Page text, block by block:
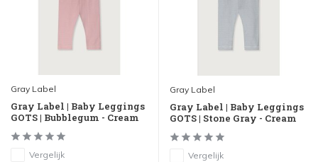
Gray Label
Gray Label | Baby Leggings
GOTS | Bubblegum - Cream
Vergelijk
Gray Label
Gray Label | Baby Leggings
GOTS | Stone Gray - Cream
Vergelijk